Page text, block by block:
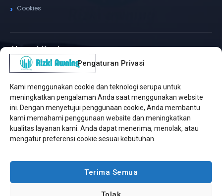
Pengaturan Privasi
Kami menggunakan cookie dan teknologi serupa untuk
meningkatkan pengalaman Anda saat menggunakan website
ini. Dengan menyetujui penggunaan cookie, Anda membantu
kami memahami penggunaan website dan meningkatkan
kualitas layanan kami. Anda dapat menerima, menolak, atau
mengatur preferensi cookie sesuai kebutuhan.
Terima Semua
Cookies
Alamat Kantor
✆ WhatsApp / Telepon
Pusat Sukabumi
Sukamanis, Kadudampit, Sukabumi
Cabang Jakarta
Kembangan, Jakarta Barat
Sektor A3, Tangerang Selatan